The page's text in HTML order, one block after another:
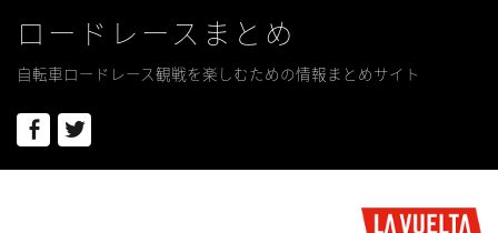
ロードレースまとめ
自転車ロードレース観戦を楽しむための情報まとめサイト
Facebook